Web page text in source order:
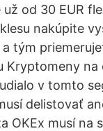
od 30 EUR
nakúpite
tým
v tomto
delistovať
OKEx musí na